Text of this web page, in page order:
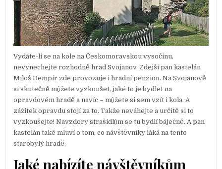
Vydáte-li se na kole na Českomoravskou vysočinu,
nevynechejte rozhodně hrad Svojanov. Zdejší pan kastelán
Miloš Dempír zde provozuje i hradní penzion. Na Svojanově
si skutečně můžete vyzkoušet, jaké to je bydlet na
opravdovém hradě a navíc – můžete si sem vzít i kola. A
zážitek opravdu stojí za to. Takže neváhejte a určitě si to
vyzkoušejte! Navzdory strašidlům se tu bydlí báječně. A pan
kastelán také mluví o tom, co návštěvníky láká na tento
starobylý hradě.
Jaké nabízíte návštěvníkům